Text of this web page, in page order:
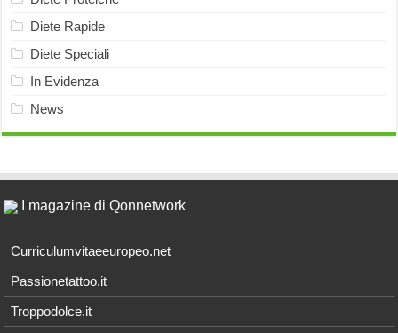
Diete Rapide
Diete Speciali
In Evidenza
News
I magazine di Qonnetwork
Curriculumvitaeeuropeo.net
Passionetattoo.it
Troppodolce.it